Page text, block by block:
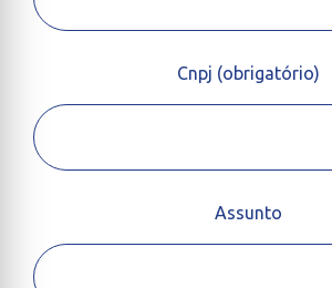
Cnpj (obrigatório)
Assunto